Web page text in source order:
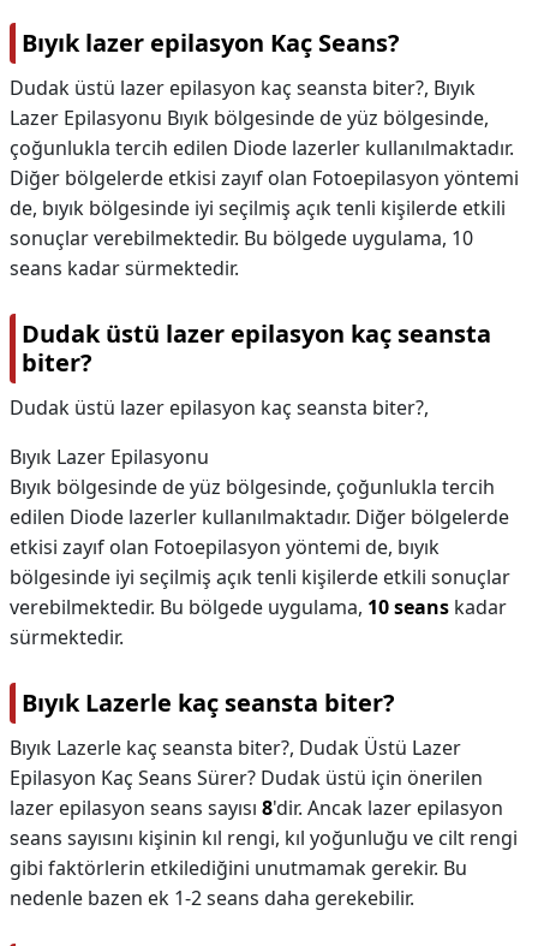
Bıyık lazer epilasyon Kaç Seans?
Dudak üstü lazer epilasyon kaç seansta biter?, Bıyık
Lazer Epilasyonu Bıyık bölgesinde de yüz bölgesinde,
çoğunlukla tercih edilen Diode lazerler kullanılmaktadır.
Diğer bölgelerde etkisi zayıf olan Fotoepilasyon yöntemi
de, bıyık bölgesinde iyi seçilmiş açık tenli kişilerde etkili
sonuçlar verebilmektedir. Bu bölgede uygulama, 10
seans kadar sürmektedir.
Dudak üstü lazer epilasyon kaç seansta
biter?
Dudak üstü lazer epilasyon kaç seansta biter?,
Bıyık Lazer Epilasyonu
Bıyık bölgesinde de yüz bölgesinde, çoğunlukla tercih
edilen Diode lazerler kullanılmaktadır. Diğer bölgelerde
etkisi zayıf olan Fotoepilasyon yöntemi de, bıyık
bölgesinde iyi seçilmiş açık tenli kişilerde etkili sonuçlar
verebilmektedir. Bu bölgede uygulama, 10 seans kadar
sürmektedir.
Bıyık Lazerle kaç seansta biter?
Bıyık Lazerle kaç seansta biter?, Dudak Üstü Lazer
Epilasyon Kaç Seans Sürer? Dudak üstü için önerilen
lazer epilasyon seans sayısı 8'dir. Ancak lazer epilasyon
seans sayısını kişinin kıl rengi, kıl yoğunluğu ve cilt rengi
gibi faktörlerin etkilediğini unutmamak gerekir. Bu
nedenle bazen ek 1-2 seans daha gerekebilir.